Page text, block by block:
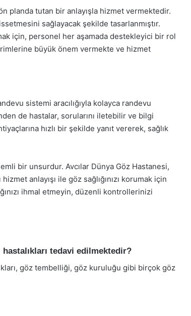
planda tutan bir anlayışla hizmet vermektedir.
sağlayacak şekilde tasarlanmıştır.
için, personel her aşamada destekleyici bir rol
büyük önem vermekte ve hizmet
sistemi aracılığıyla kolayca randevu
de hastalar, sorularını iletebilir ve bilgi
hızlı bir şekilde yanıt vererek, sağlık
bir unsurdur. Avcılar Dünya Göz Hastanesi,
anlayışı ile göz sağlığınızı korumak için
ihmal etmeyin, düzenli kontrollerinizi
hastalıkları tedavi edilmektedir?
göz tembelliği, göz kuruluğu gibi birçok göz